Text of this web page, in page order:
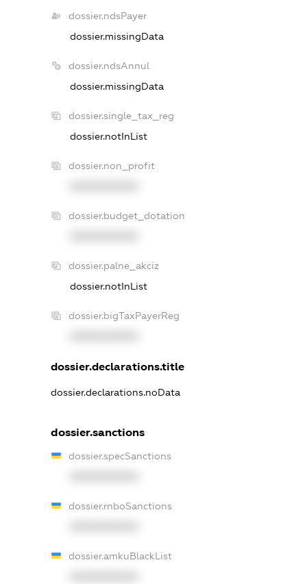
dossier.ndsPayer
dossier.missingData
dossier.ndsAnnul
dossier.missingData
dossier.single_tax_reg
dossier.notInList
dossier.non_profit
dossier.budget_dotation
dossier.palne_akciz
dossier.notInList
dossier.bigTaxPayerReg
dossier.declarations.title
dossier.declarations.noData
dossier.sanctions
dossier.specSanctions
dossier.rnboSanctions
dossier.amkuBlackList